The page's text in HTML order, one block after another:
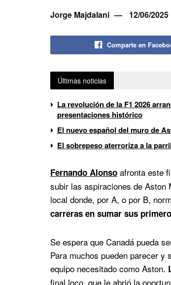
Jorge Majdalani 12/06/
Comparte en
Últimas noticias
La revolución de la F1 2026
presentaciones histórico
El nuevo español del muro de
El sobrepeso aterroriza a la
Fernando Alonso afronta este
subir las aspiraciones de Aston
local donde, por A, o por B,
carreras en sumar sus
Se espera que Canadá pueda
Para muchos pueden parecer y
equipo necesitado como Aston.
final loco, que le abrió la